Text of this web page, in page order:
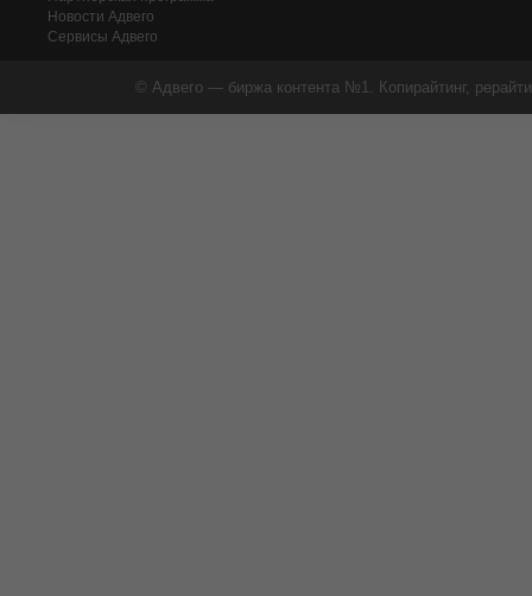
Новости Адвего
Сервисы Адвего
© Адвего — биржа контента №1. Копирайтинг,